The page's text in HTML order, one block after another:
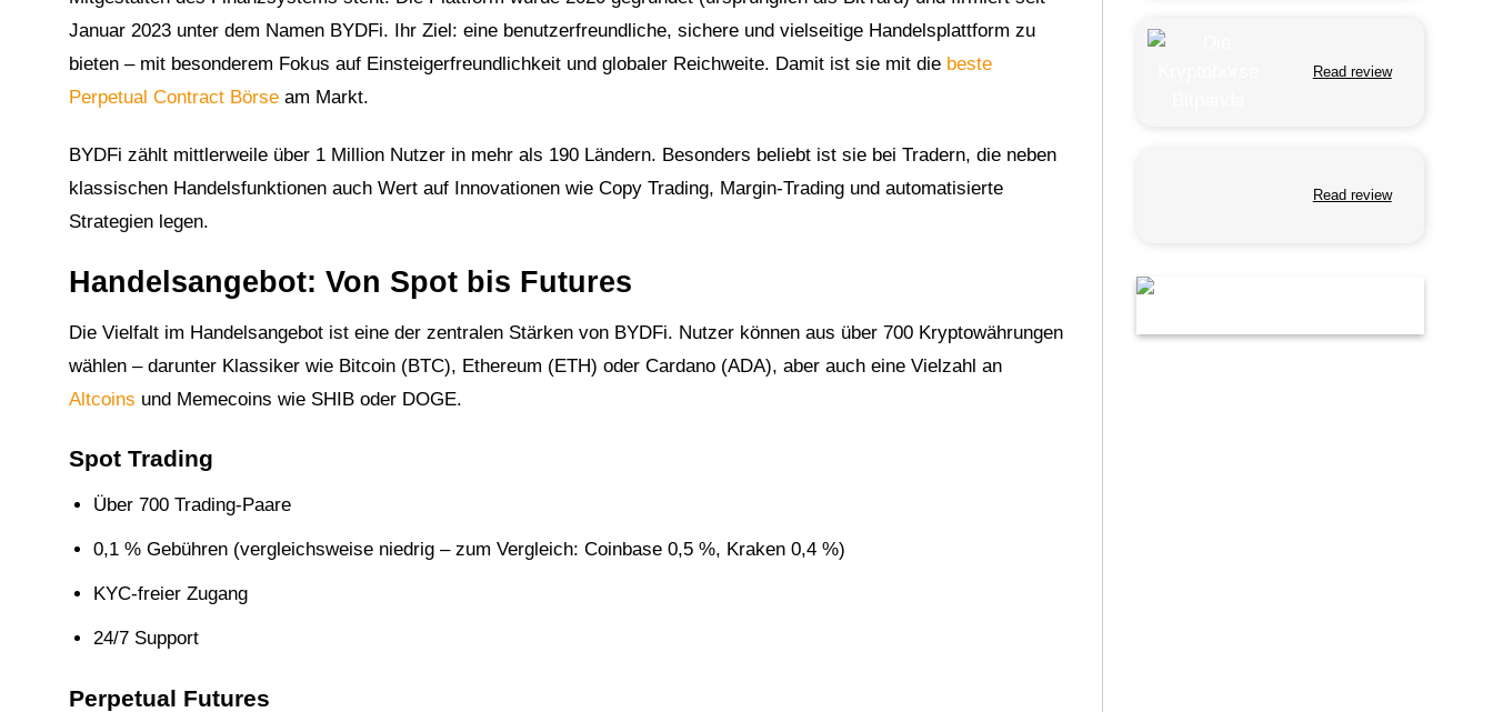
Januar 2023 unter dem Namen BYDFi. Ihr Ziel: eine benutzerfreundliche, sichere und vielseitige Handelsplattform zu
bieten – mit besonderem Fokus auf Einsteigerfreundlichkeit und globaler Reichweite. Damit ist sie mit die beste
Perpetual Contract Börse am Markt.
BYDFi zählt mittlerweile über 1 Million Nutzer in mehr als 190 Ländern. Besonders beliebt ist sie bei Tradern, die neben
klassischen Handelsfunktionen auch Wert auf Innovationen wie Copy Trading, Margin-Trading und automatisierte
Strategien legen.
Handelsangebot: Von Spot bis Futures
Die Vielfalt im Handelsangebot ist eine der zentralen Stärken von BYDFi. Nutzer können aus über 700 Kryptowährungen
wählen – darunter Klassiker wie Bitcoin (BTC), Ethereum (ETH) oder Cardano (ADA), aber auch eine Vielzahl an
Altcoins und Memecoins wie SHIB oder DOGE.
Spot Trading
Über 700 Trading-Paare
0,1 % Gebühren (vergleichsweise niedrig – zum Vergleich: Coinbase 0,5 %, Kraken 0,4 %)
KYC-freier Zugang
24/7 Support
Perpetual Futures
Read review
Read review